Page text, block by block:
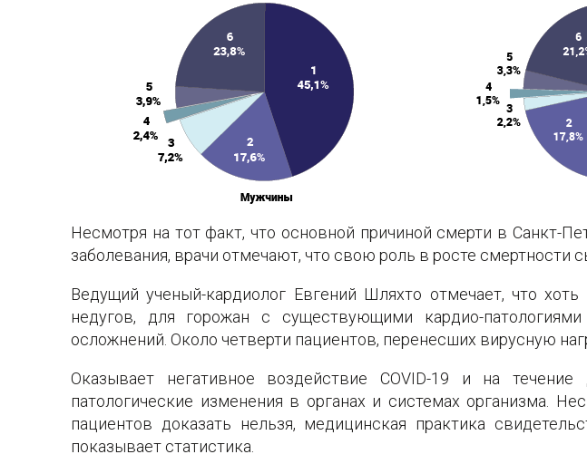
Несмотря на тот факт, что основной причиной смерти в Санкт-
заболевания, врачи отмечают, что свою роль в росте смертности
Ведущий ученый-кардиолог Евгений Шляхто отмечает, что
недугов, для горожан с существующими кардио-патологиями
осложнений. Около четверти пациентов, перенесших вирусную
Оказывает негативное воздействие COVID-19 и на
патологические изменения в органах и системах организма.
пациентов доказать нельзя, медицинская практика
показывает статистика.